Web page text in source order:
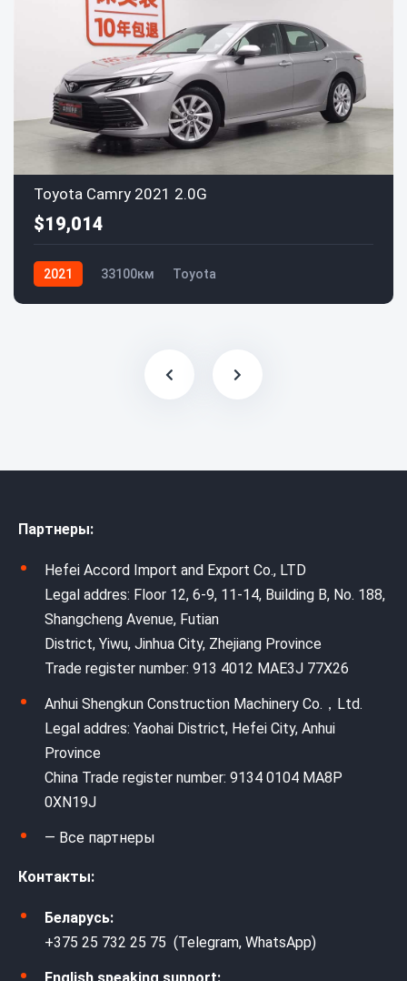
Toyota Camry 2021 2.0G
$19,014
2021 33100км Toyota
Партнеры:
Hefei Accord Import and Export Co., LTD
Legal addres: Floor 12, 6-9, 11-14, Building B, No. 188,
Shangcheng Avenue, Futian
District, Yiwu, Jinhua City, Zhejiang Province
Trade register number: 913 4012 MAE3J 77X26
Anhui Shengkun Construction Machinery Co.，Ltd.
Legal addres: Yaohai District, Hefei City, Anhui
Province
China Trade register number: 9134 0104 MA8P
0XN19J
— Все партнеры
Контакты:
Беларусь:
+375 25 732 25 75 (Telegram, WhatsApp)